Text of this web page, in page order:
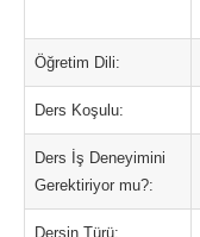
Öğretim Dili:
Ders Koşulu:
Ders İş Deneyimini
Gerektiriyor mu?:
Dersin Türü: